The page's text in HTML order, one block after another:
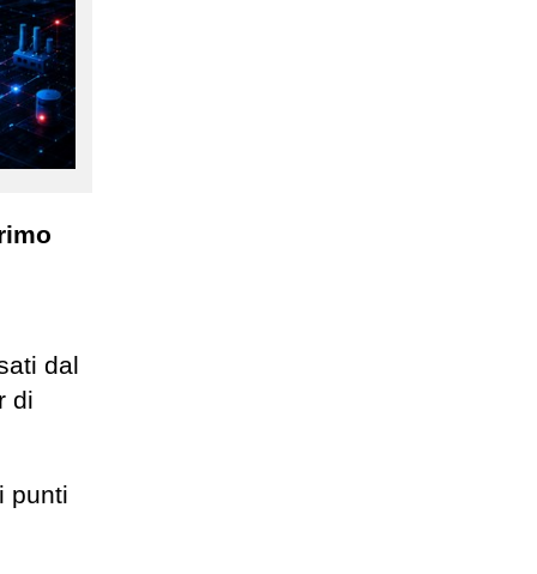
dal
di
punti